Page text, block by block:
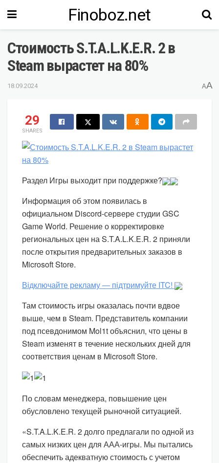
Finoboz.net
Стоимость S.T.A.L.K.E.R. 2 в
Steam вырастет на 80%
18.09.2024 AA
29
SHARES
Раздел Игры выходит при поддержке?
Информация об этом появилась в
официальном Discord-сервере студии GSC
Game World. Решение о корректировке
региональных цен на S.T.A.L.K.E.R. 2 приняли
после открытия предварительных заказов в
Microsoft Store.
Відключайте рекламу — підтримуйте ITC!
Там стоимость игры оказалась почти вдвое
выше, чем в Steam. Представитель компании
под псевдонимом Mol1t объяснил, что цены в
Steam изменят в течение нескольких дней для
соответствия ценам в Microsoft Store.
По словам менеджера, повышение цен
обусловлено текущей рыночной ситуацией.
«S.T.A.L.K.E.R. 2 долго предлагали по одной из
самых низких цен для ААА-игры. Мы пытались
обеспечить адекватную стоимость с учетом